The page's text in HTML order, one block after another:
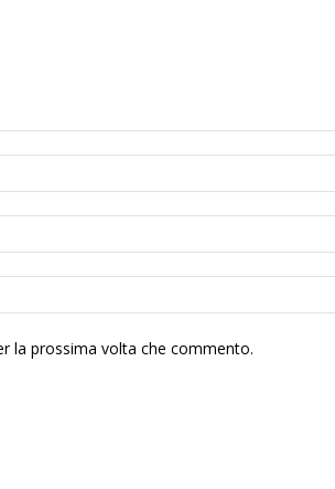
la prossima volta che commento.